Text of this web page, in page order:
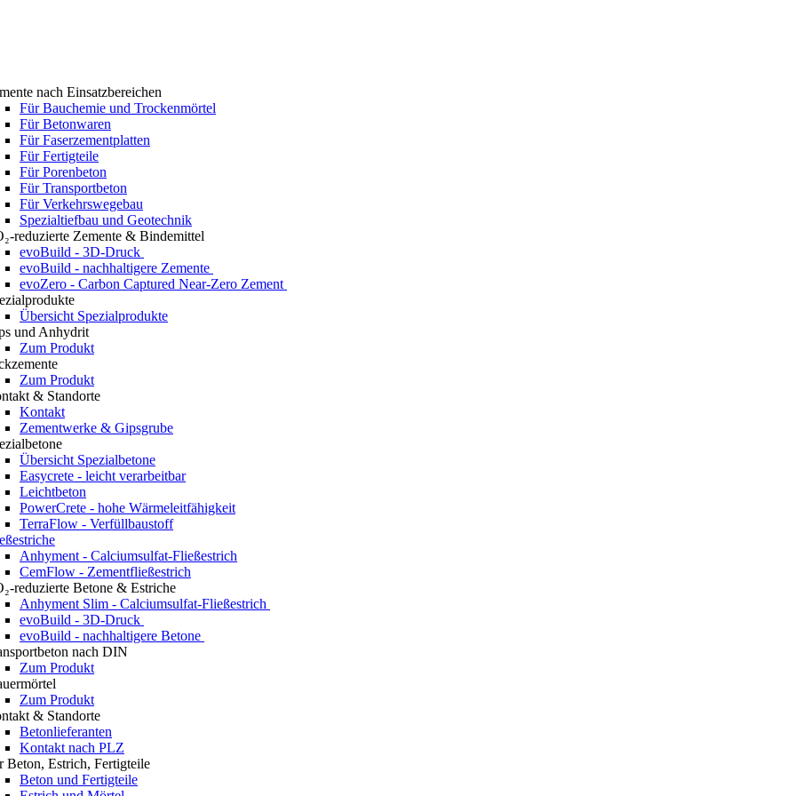
nach Einsatzbereichen
Für Bauchemie und Trockenmörtel
Für Betonwaren
Für Faserzementplatten
Für Fertigteile
Für Porenbeton
Für Transportbeton
Für Verkehrswegebau
Spezialtiefbau und Geotechnik
reduzierte Zemente & Bindemittel
evoBuild - 3D-Druck
evoBuild - nachhaltigere Zemente
evoZero - Carbon Captured Near-Zero Zement
Übersicht Spezialprodukte
und Anhydrit
Zum Produkt
Zum Produkt
& Standorte
Kontakt
Zementwerke & Gipsgrube
Übersicht Spezialbetone
Easycrete - leicht verarbeitbar
Leichtbeton
PowerCrete - hohe Wärmeleitfähigkeit
TerraFlow - Verfüllbaustoff
Anhyment - Calciumsulfat-Fließestrich
CemFlow - Zementfließestrich
reduzierte Betone & Estriche
Anhyment Slim - Calciumsulfat-Fließestrich
evoBuild - 3D-Druck
evoBuild - nachhaltigere Betone
nach DIN
Zum Produkt
Zum Produkt
& Standorte
Betonlieferanten
Kontakt nach PLZ
Beton, Estrich, Fertigteile
Beton und Fertigteile